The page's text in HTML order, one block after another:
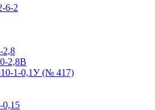
6-2
2,8В
1-0,1У (№ 417)